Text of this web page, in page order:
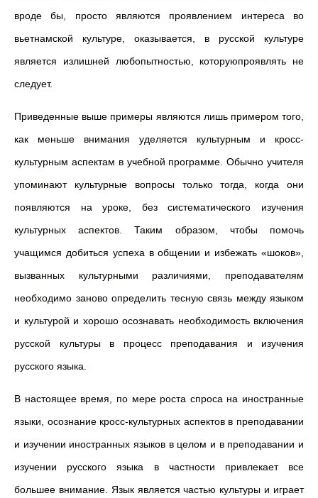
вроде бы, просто являются проявлением интереса во
вьетнамской культуре, оказывается, в русской культуре
является излишней любопытностью, которуюпроявлять не
следует.
Приведенные выше примеры являются лишь примером того,
как меньше внимания уделяется культурным и кросс-
культурным аспектам в учебной программе. Обычно учителя
упоминают культурные вопросы только тогда, когда они
появляются на уроке, без систематического изучения
культурных аспектов. Таким образом, чтобы помочь
учащимся добиться успеха в общении и избежать «шоков»,
вызванных культурными различиями, преподавателям
необходимо заново определить тесную связь между языком
и культурой и хорошо осознавать необходимость включения
русской культуры в процесс преподавания и изучения
русского языка.
В настоящее время, по мере роста спроса на иностранные
языки, осознание кросс-культурных аспектов в преподавании
и изучении иностранных языков в целом и в преподавании и
изучении русского языка в частности привлекает все
большее внимание. Язык является частью культуры и играет